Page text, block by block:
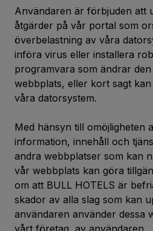
Användaren är förbjuden att
åtgärder på vår portal som
överbelastning av våra
införa virus eller installera
programvara som ändrar
webbplats, eller kort sagt
våra datorsystem.
Med hänsyn till omöjligheten
information, innehåll och
andra webbplatser som kan
vår webbplats kan göra
om att BULL HOTELS är
skador av alla slag som kan
användaren använder dessa
vårt företag, av användaren.